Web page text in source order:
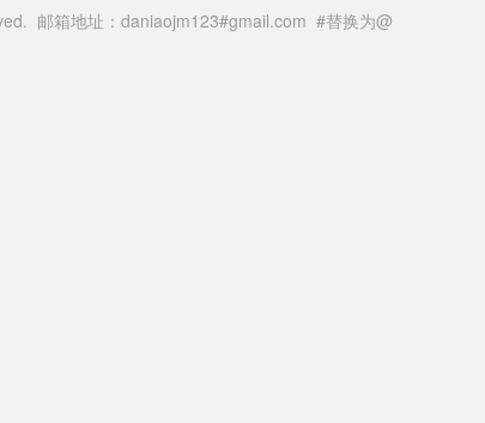
邮箱地址：daniaojm123#gmail.com #替换为@